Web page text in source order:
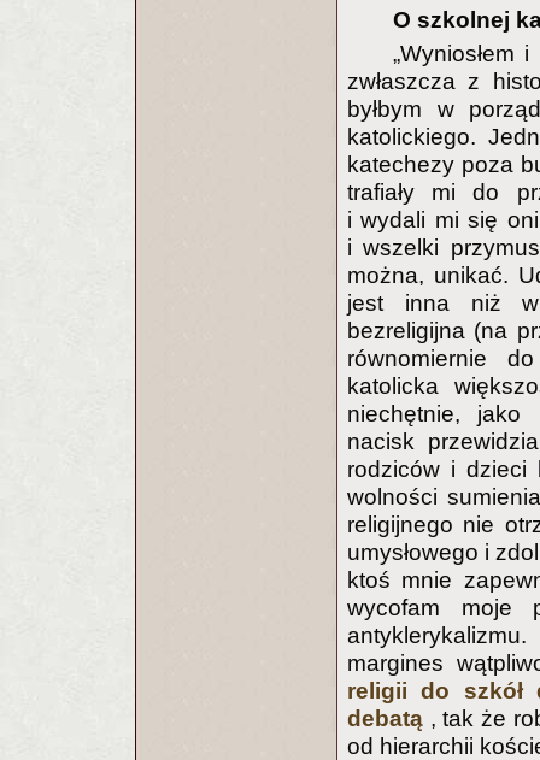
O szkolnej
„Wyniosłem
zwłaszcza z
byłbym w
katolickiego.
katechezy poza
trafiały mi do
i wydali mi się
i wszelki
można, unikać.
jest inna niż w
bezreligijna (na
równomiernie
katolicka
niechętnie, jako
nacisk
rodziców i dzieci
wolności
religijnego nie
umysłowego i
ktoś mnie
wycofam moje
margines
religii do szkół
debatą , tak że
od hierarchii